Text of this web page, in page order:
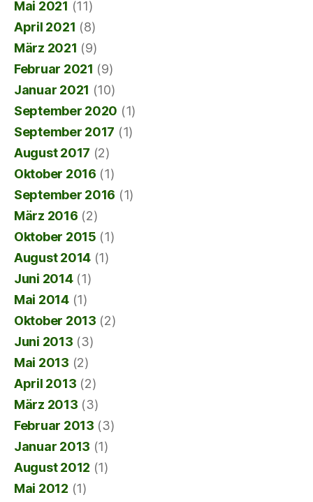
Mai 2021 (11)
April 2021 (8)
März 2021 (9)
Februar 2021 (9)
Januar 2021 (10)
September 2020 (1)
September 2017 (1)
August 2017 (2)
Oktober 2016 (1)
September 2016 (1)
März 2016 (2)
Oktober 2015 (1)
August 2014 (1)
Juni 2014(1)
Mai 2014(1)
Oktober 2013 (2)
Juni 2013 (3)
Mai 2013 (2)
April 2013 (2)
März 2013 (3)
Februar 2013 (3)
Januar 2013 (1)
August 2012 (1)
Mai 2012 (1)